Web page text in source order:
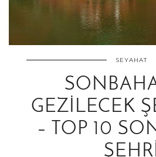
SEYAHAT
GEZILECEK
– TOP 10